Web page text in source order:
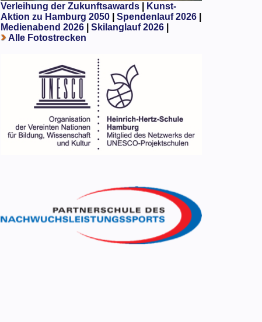
Verleihung der Zukunftsawards|
Kunst-
Aktion zu Hamburg 2050
Spendenlauf 2026|
Medienabend 2026| Skilanglauf 2026|
Alle Fotostrecken